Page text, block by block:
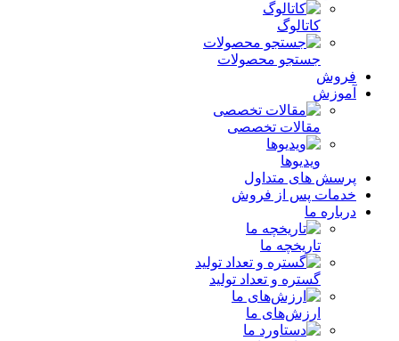
کاتالوگ
جستجو محصولات
فروش
آموزش
مقالات تخصصی
ویدیوها
پرسش های متداول
خدمات پس از فروش
درباره ما
تاریخچه ما
گستره و تعداد تولید
ارزش‌های ما